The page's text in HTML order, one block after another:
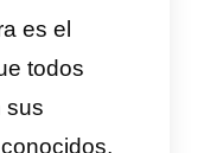
y por si no
comercial